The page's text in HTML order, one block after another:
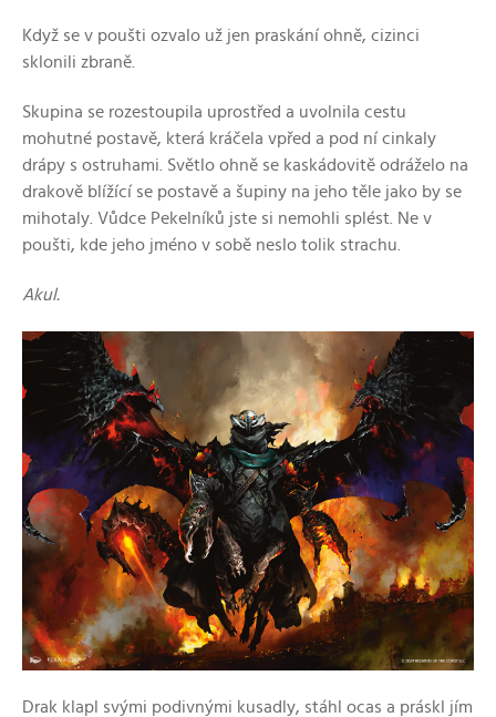
Když se v poušti ozvalo už jen praskání ohně, cizinci
sklonili zbraně.
Skupina se rozestoupila uprostřed a uvolnila cestu
mohutné postavě, která kráčela vpřed a pod ní cinkaly
drápy s ostruhami. Světlo ohně se kaskádovitě odráželo na
drakově blížící se postavě a šupiny na jeho těle jako by se
mihotaly. Vůdce Pekelníků jste si nemohli splést. Ne v
poušti, kde jeho jméno v sobě neslo tolik strachu.
Akul.
Drak klapl svými podivnými kusadly, stáhl ocas a práskl jím